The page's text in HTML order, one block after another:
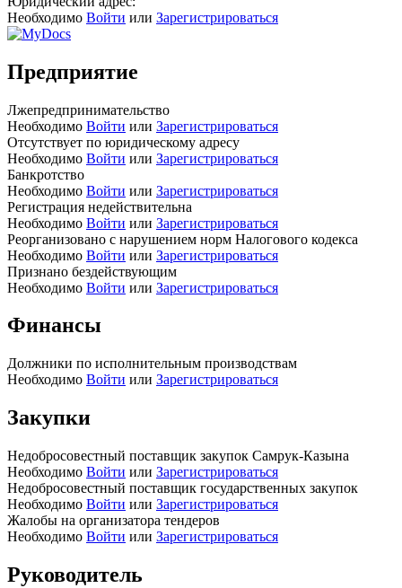
Необходимо Войти или Зарегистрироваться
Предприятие
Лжепредпринимательство
Необходимо Войти или Зарегистрироваться
Отсутствует по юридическому адресу
Необходимо Войти или Зарегистрироваться
Банкротство
Необходимо Войти или Зарегистрироваться
Регистрация недействительна
Необходимо Войти или Зарегистрироваться
Реорганизовано с нарушением норм Налогового кодекса
Необходимо Войти или Зарегистрироваться
Признано бездействующим
Необходимо Войти или Зарегистрироваться
Финансы
Должники по исполнительным производствам
Необходимо Войти или Зарегистрироваться
Закупки
Недобросовестный поставщик закупок Самрук-Казына
Необходимо Войти или Зарегистрироваться
Недобросовестный поставщик государственных закупок
Необходимо Войти или Зарегистрироваться
Жалобы на организатора тендеров
Необходимо Войти или Зарегистрироваться
Руководитель